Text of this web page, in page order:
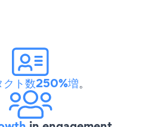
クト数250%増。